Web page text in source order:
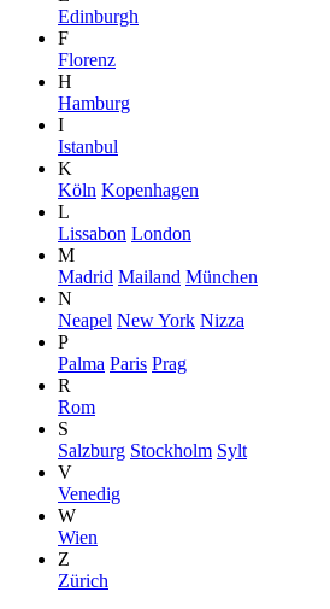
Edinburgh
F
Florenz
H
Hamburg
I
Istanbul
K
Köln Kopenhagen
L
Lissabon London
M
Madrid Mailand München
N
Neapel New York Nizza
P
Palma Paris Prag
R
Rom
S
Salzburg Stockholm Sylt
V
Venedig
W
Wien
Z
Zürich